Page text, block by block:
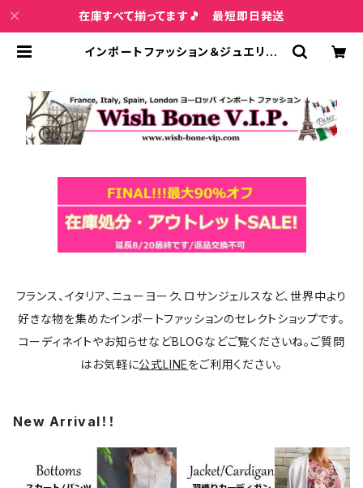
在庫すべて揃ってます🎵 最短即日発送
インポートファッション＆ジュエリー
フランス、イタリア、ニューヨーク、ロサンジェルスなど、世界中より
好きな物を集めたインポートファッションのセレクトショップです。
コーディネイトやお知らせなどBLOGなどご覧くださいね。ご質問
はお気軽に公式LINEをご利用ください。
New Arrival！！